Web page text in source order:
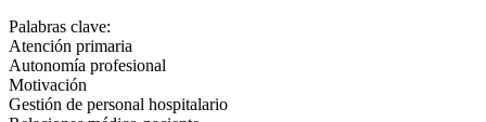
Palabras clave:
Atención primaria
Autonomía profesional
Motivación
Gestión de personal hospitalario